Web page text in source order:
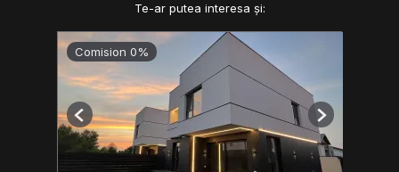
Te-ar putea interesa și:
Comision 0%
Previous Next